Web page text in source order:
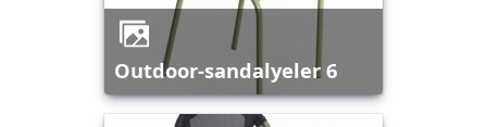
outdoor-sandalyeler 6